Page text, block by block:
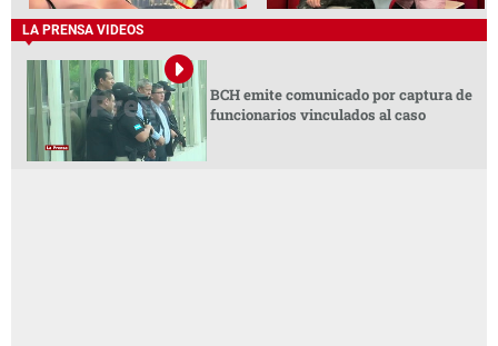
LA PRENSA VIDEOS
BCH emite comunicado por captura de
funcionarios vinculados al caso